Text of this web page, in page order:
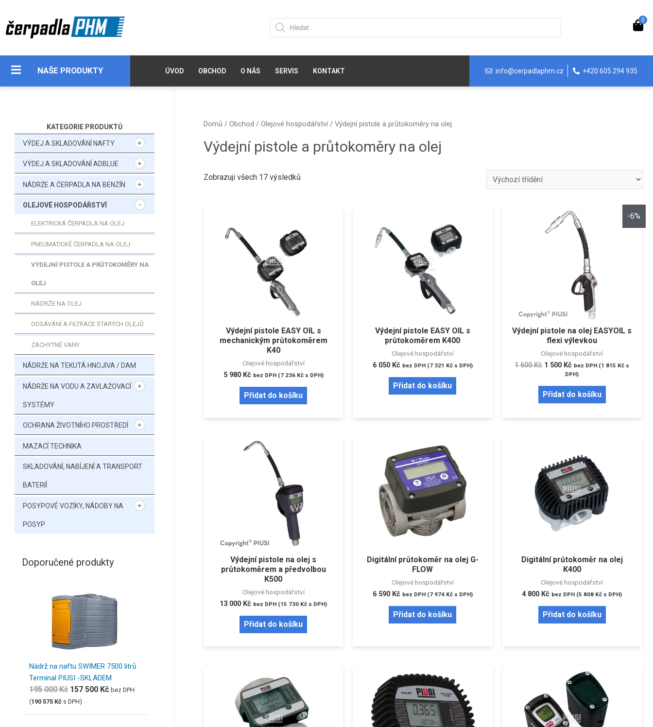
0
NAŠE PRODUKTY ÚVOD OBCHOD O NÁS SERVIS KONTAKT info@cerpadlaphm.cz +420 605 294 935
KATEGORIE PRODUKTŮ
VÝDEJ A SKLADOVÁNÍ NAFTY
VÝDEJ A SKLADOVÁNÍ ADBLUE
NÁDRŽE A ČERPADLA NA BENZÍN
OLEJOVÉ HOSPODÁŘSTVÍ
ELEKTRICKÁ ČERPADLA NA OLEJ
PNEUMATICKÉ ČERPADLA NA OLEJ
VÝDEJNÍ PISTOLE A PRŮTOKOMĚRY NA
OLEJ
NÁDRŽE NA OLEJ
ODSÁVÁNÍ A FILTRACE STARÝCH OLEJŮ
ZÁCHYTNÉ VANY
NÁDRŽE NA TEKUTÁ HNOJIVA / DAM
NÁDRŽE NA VODU A ZAVLAŽOVACÍ
SYSTÉMY
OCHRANA ŽIVOTNÍHO PROSTŘEDÍ
MAZACÍ TECHNIKA
SKLADOVÁNÍ, NABÍJENÍ A TRANSPORT
BATERIÍ
POSYPOVÉ VOZÍKY, NÁDOBY NA
POSYP
Doporučené produkty
Nádrž na naftu SWIMER 7500 litrů
Terminal PIUSI -SKLADEM
195 000Kč 157 500 Kč bez DPH
(190 575 Kč s DPH)
Domů /Obchod /Olejové hospodářství/ Výdejní pistole a průtokoměry na olej
Výdejní pistole a průtokoměry na olej
Zobrazuji všech 17 výsledků
Výdejní pistole EASY OIL s
mechanickým průtokoměrem
K40
Olejové hospodářství
5 980 Kč bez DPH (7 236 Kčs DPH)
Přidat do košíku
Výdejní pistole EASY OIL s
průtokoměrem K400
Olejové hospodářství
6 050 Kč bez DPH (7 321 Kčs DPH)
Přidat do košíku
-6%
Výdejní pistole na olej EASYOIL s
flexi výlevkou
Olejové hospodářství
1 600Kč 1 500 Kč bez DPH (1 815 Kč s
DPH)
Přidat do košíku
Výdejní pistole na olej s
průtokoměrem a předvolbou
K500
Olejové hospodářství
13 000 Kč bez DPH (15 730 Kč s DPH)
Přidat do košíku
Digitální průtokoměr na olej G-
FLOW
Olejové hospodářství
6 590 Kč bez DPH (7 974 Kčs DPH)
Přidat do košíku
Digitální průtokoměr na olej
K400
Olejové hospodářství
4 800 Kč bez DPH (5 808 Kč s DPH)
Přidat do košíku